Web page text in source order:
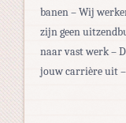
banen – Wij
zijn geen
naar vast werk –
jouw carrière uit –